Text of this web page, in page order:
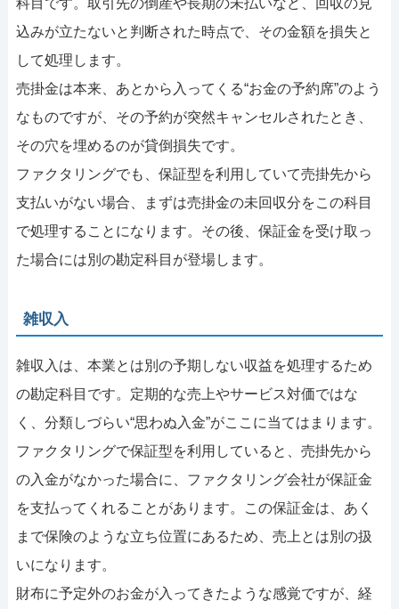
込みが立たないと判断された時点で、その金額を損失と
して処理します。
売掛金は本来、あとから入ってくる“お金の予約席”のよう
なものですが、その予約が突然キャンセルされたとき、
その穴を埋めるのが貸倒損失です。
ファクタリングでも、保証型を利用していて売掛先から
支払いがない場合、まずは売掛金の未回収分をこの科目
で処理することになります。その後、保証金を受け取っ
た場合には別の勘定科目が登場します。
雑収入
雑収入は、本業とは別の予期しない収益を処理するため
の勘定科目です。定期的な売上やサービス対価ではな
く、分類しづらい“思わぬ入金”がここに当てはまります。
ファクタリングで保証型を利用していると、売掛先から
の入金がなかった場合に、ファクタリング会社が保証金
を支払ってくれることがあります。この保証金は、あく
まで保険のような立ち位置にあるため、売上とは別の扱
いになります。
財布に予定外のお金が入ってきたような感覚ですが、経